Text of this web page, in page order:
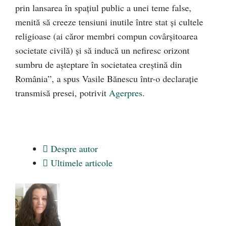
prin lansarea în spaţiul public a unei teme false,
menită să creeze tensiuni inutile între stat şi cultele
religioase (ai căror membri compun covârşitoarea
societate civilă) şi să inducă un nefiresc orizont
sumbru de aşteptare în societatea creştină din
România”, a spus Vasile Bănescu într-o declaraţie
transmisă presei, potrivit Agerpres.
Despre autor
Ultimele articole